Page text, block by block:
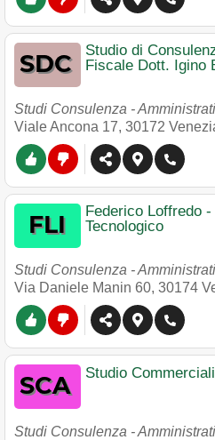
Studio di
Fiscale Dott. Igino
Studi Consulenza -
Viale Ancona 17, 30172
Federico Loffredo
Tecnologico
Studi Consulenza -
Via Daniele Manin 60, 30174
Studio
Studi Consulenza -